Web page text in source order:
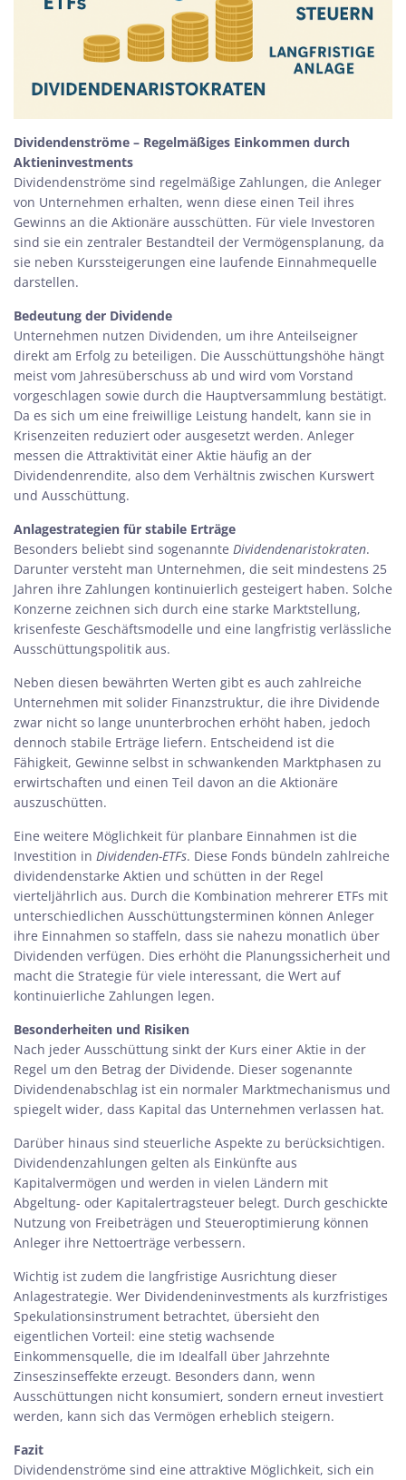
Dividendenströme – Regelmäßiges Einkommen durch
Aktieninvestments
Dividendenströme sind regelmäßige Zahlungen, die Anleger
von Unternehmen erhalten, wenn diese einen Teil ihres
Gewinns an die Aktionäre ausschütten. Für viele Investoren
sind sie ein zentraler Bestandteil der Vermögensplanung, da
sie neben Kurssteigerungen eine laufende Einnahmequelle
darstellen.
Bedeutung der Dividende
Unternehmen nutzen Dividenden, um ihre Anteilseigner
direkt am Erfolg zu beteiligen. Die Ausschüttungshöhe hängt
meist vom Jahresüberschuss ab und wird vom Vorstand
vorgeschlagen sowie durch die Hauptversammlung bestätigt.
Da es sich um eine freiwillige Leistung handelt, kann sie in
Krisenzeiten reduziert oder ausgesetzt werden. Anleger
messen die Attraktivität einer Aktie häufig an der
Dividendenrendite, also dem Verhältnis zwischen Kurswert
und Ausschüttung.
Anlagestrategien für stabile Erträge
Besonders beliebt sind sogenannte Dividendenaristokraten.
Darunter versteht man Unternehmen, die seit mindestens 25
Jahren ihre Zahlungen kontinuierlich gesteigert haben. Solche
Konzerne zeichnen sich durch eine starke Marktstellung,
krisenfeste Geschäftsmodelle und eine langfristig verlässliche
Ausschüttungspolitik aus.
Neben diesen bewährten Werten gibt es auch zahlreiche
Unternehmen mit solider Finanzstruktur, die ihre Dividende
zwar nicht so lange ununterbrochen erhöht haben, jedoch
dennoch stabile Erträge liefern. Entscheidend ist die
Fähigkeit, Gewinne selbst in schwankenden Marktphasen zu
erwirtschaften und einen Teil davon an die Aktionäre
auszuschütten.
Eine weitere Möglichkeit für planbare Einnahmen ist die
Investition in Dividenden-ETFs. Diese Fonds bündeln zahlreiche
dividendenstarke Aktien und schütten in der Regel
vierteljährlich aus. Durch die Kombination mehrerer ETFs mit
unterschiedlichen Ausschüttungsterminen können Anleger
ihre Einnahmen so staffeln, dass sie nahezu monatlich über
Dividenden verfügen. Dies erhöht die Planungssicherheit und
macht die Strategie für viele interessant, die Wert auf
kontinuierliche Zahlungen legen.
Besonderheiten und Risiken
Nach jeder Ausschüttung sinkt der Kurs einer Aktie in der
Regel um den Betrag der Dividende. Dieser sogenannte
Dividendenabschlag ist ein normaler Marktmechanismus und
spiegelt wider, dass Kapital das Unternehmen verlassen hat.
Darüber hinaus sind steuerliche Aspekte zu berücksichtigen.
Dividendenzahlungen gelten als Einkünfte aus
Kapitalvermögen und werden in vielen Ländern mit
Abgeltung- oder Kapitalertragsteuer belegt. Durch geschickte
Nutzung von Freibeträgen und Steueroptimierung können
Anleger ihre Nettoerträge verbessern.
Wichtig ist zudem die langfristige Ausrichtung dieser
Anlagestrategie. Wer Dividendeninvestments als kurzfristiges
Spekulationsinstrument betrachtet, übersieht den
eigentlichen Vorteil: eine stetig wachsende
Einkommensquelle, die im Idealfall über Jahrzehnte
Zinseszinseffekte erzeugt. Besonders dann, wenn
Ausschüttungen nicht konsumiert, sondern erneut investiert
werden, kann sich das Vermögen erheblich steigern.
Fazit
Dividendenströme sind eine attraktive Möglichkeit, sich ein